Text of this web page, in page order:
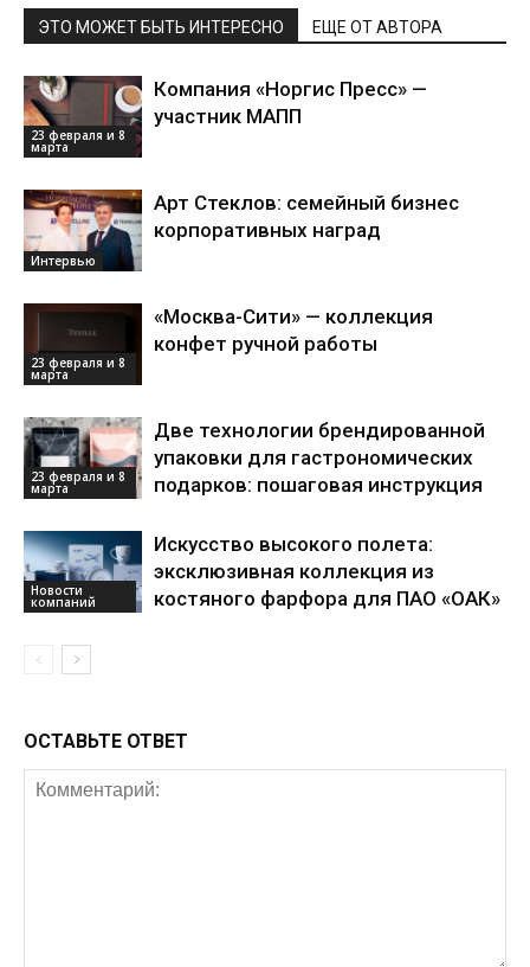
ЭТО МОЖЕТ БЫТЬ ИНТЕРЕСНО ЕЩЕ ОТ АВТОРА
23 февраля и 8
марта
Компания «Норгис Пресс» —
участник МАПП
Интервью
Арт Стеклов: семейный бизнес
корпоративных наград
23 февраля и 8
марта
«Москва-Сити» — коллекция
конфет ручной работы
23 февраля и 8
марта
Две технологии брендированной
упаковки для гастрономических
подарков: пошаговая инструкция
Новости
компаний
Искусство высокого полета:
эксклюзивная коллекция из
костяного фарфора для ПАО «ОАК»
ОСТАВЬТЕ ОТВЕТ